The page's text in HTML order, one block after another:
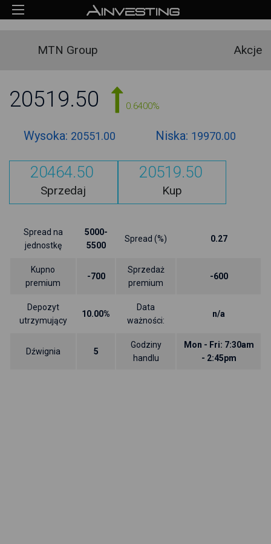
MTN Group Akcje
20519.50 0.6400%
Wysoka: 20551.00 Niska: 19970.00
20464.50
Sprzedaj
20519.50
Kup
Spread na
jednostkę
5000-
5500
Spread (%) 0.27
Kupno
premium
-700
Sprzedaż
premium
-600
Depozyt
utrzymujący
10.00%
Data
ważności:
n/a
Dźwignia 5
Godziny
handlu
Mon - Fri: 7:30am
- 2:45pm